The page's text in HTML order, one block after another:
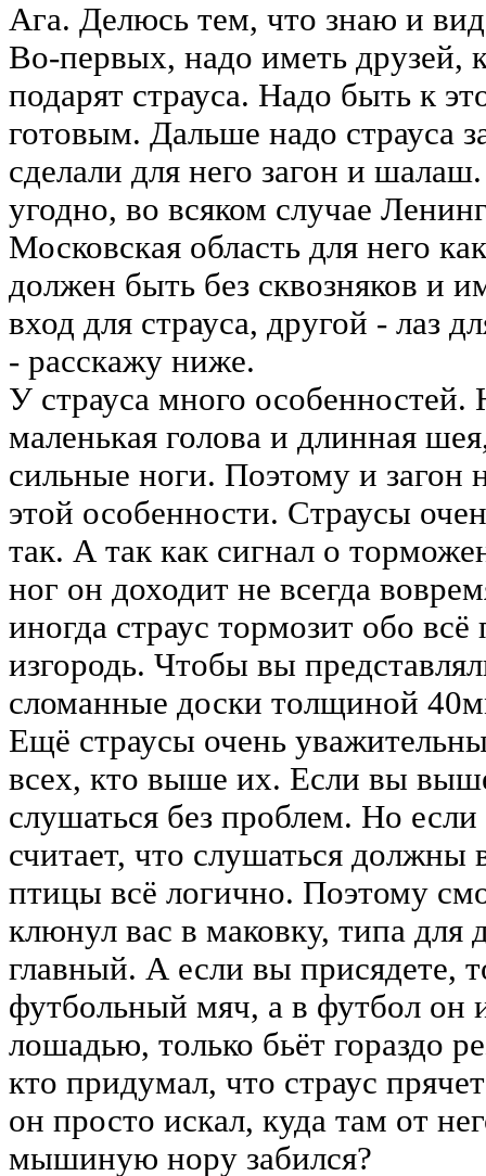
Ага. Делюсь тем, что знаю и
Во-первых, надо иметь друзей,
подарят страуса. Надо быть к
готовым. Дальше надо страуса
сделали для него загон и
угодно, во всяком случае
Московская область для него
должен быть без сквозняков и
вход для страуса, другой - лаз
- расскажу ниже.
У страуса много особенностей.
маленькая голова и длинная
сильные ноги. Поэтому и загон
этой особенности. Страусы
так. А так как сигнал о
ног он доходит не всегда
иногда страус тормозит обо
изгородь. Чтобы вы
сломанные доски толщиной
Ещё страусы очень
всех, кто выше их. Если вы
слушаться без проблем. Но
считает, что слушаться должны
птицы всё логично. Поэтому
клюнул вас в маковку, типа для
главный. А если вы присядете,
футбольный мяч, а в футбол он
лошадью, только бьёт гораздо
кто придумал, что страус
он просто искал, куда там от
мышиную нору забился?